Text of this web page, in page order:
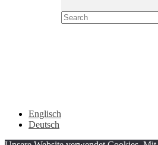
Englisch
Deutsch